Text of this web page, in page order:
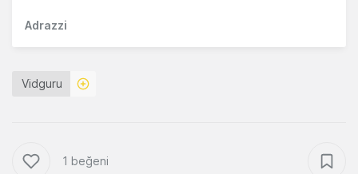
Adrazzi
Vidguru
1 beğeni